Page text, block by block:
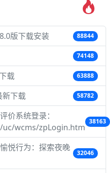
版下载安装 88844
74148
载 63888
下载 58782
价系统登录：
wcms/zpLogin.htm
38163
悦行为：探索夜晚
32046